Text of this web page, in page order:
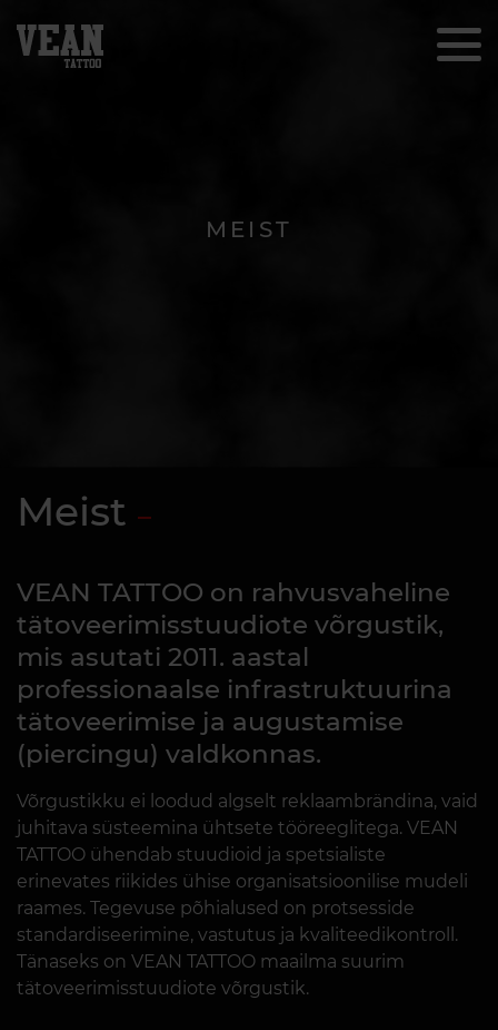
MEIST
Meist
VEAN TATTOO on rahvusvaheline
tätoveerimisstuudiote võrgustik,
mis asutati 2011. aastal
professionaalse infrastruktuurina
tätoveerimise ja augustamise
(piercingu) valdkonnas.
Võrgustikku ei loodud algselt reklaambrändina, vaid
juhitava süsteemina ühtsete tööreeglitega. VEAN
TATTOO ühendab stuudioid ja spetsialiste
erinevates riikides ühise organisatsioonilise mudeli
raames. Tegevuse põhialused on protsesside
standardiseerimine, vastutus ja kvaliteedikontroll.
Tänaseks on VEAN TATTOO maailma suurim
tätoveerimisstuudiote võrgustik.